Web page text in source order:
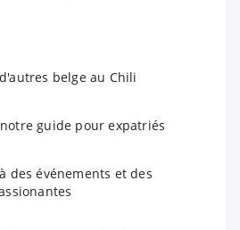
belge au Chili
guide pour expatriés
des événements et des